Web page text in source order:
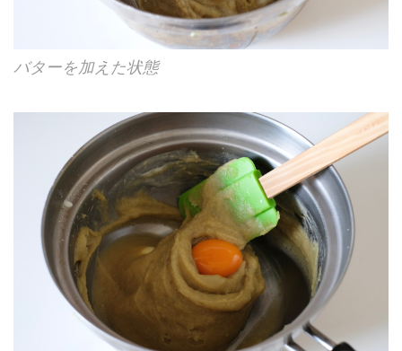
バターを加えた状態